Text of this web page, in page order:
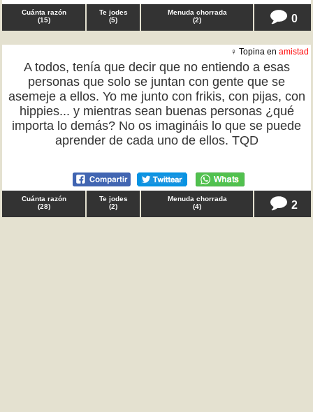
Cuánta razón
(15)
Te jodes
(5)
Menuda chorrada
(2) 0
♀ Topina en amistad
A todos, tenía que decir que no entiendo a esas
personas que solo se juntan con gente que se
asemeje a ellos. Yo me junto con frikis, con pijas, con
hippies... y mientras sean buenas personas ¿qué
importa lo demás? No os imagináis lo que se puede
aprender de cada uno de ellos. TQD
Cuánta razón
(28)
Te jodes
(2)
Menuda chorrada
(4) 2